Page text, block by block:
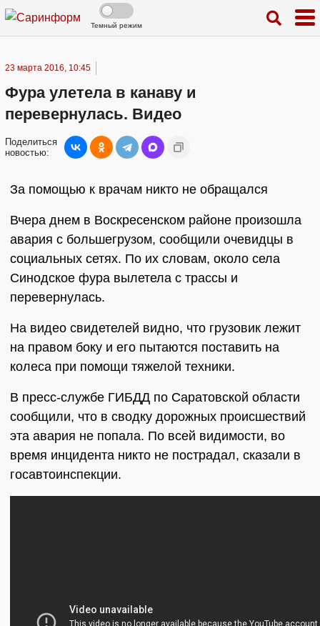
Темный режим
23 марта 2016, 10:45
Фура улетела в канаву и
перевернулась. Видео
Поделиться
новостью:
За помощью к врачам никто не обращался
Вчера днем в Воскресенском районе произошла
авария с большегрузом, сообщили очевидцы в
социальных сетях. По их словам, около села
Синодское фура вылетела с трассы и
перевернулась.
На видео свидетелей видно, что грузовик лежит
на правом боку и его пытаются поставить на
колеса при помощи тяжелой техники.
В пресс-службе ГИБДД по Саратовской области
сообщили, что в сводку дорожных происшествий
эта авария не попала. По всей видимости, во
время инцидента никто не пострадал, сказали в
госавтоинспекции.